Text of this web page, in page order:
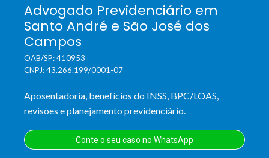
Advogado Previdenciário em
Santo André e São José dos
Campos
OAB/SP: 410953
CNPJ: 43.266.199/0001-07
Aposentadoria, benefícios do INSS, BPC/LOAS,
revisões e planejamento previdenciário.
Conte o seu caso no WhatsApp